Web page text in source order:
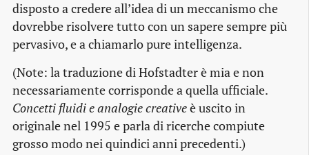
disposto a credere all’idea di un meccanismo che
dovrebbe risolvere tutto con un sapere sempre più
pervasivo, e a chiamarlo pure intelligenza.
(Note: la traduzione di Hofstadter è mia e non
necessariamente corrisponde a quella ufficiale.
Concetti fluidi e analogie creativeè uscito in
originale nel 1995 e parla di ricerche compiute
grosso modo nei quindici anni precedenti.)